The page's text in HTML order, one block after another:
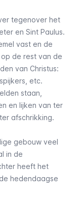
tegenover het
en Sint Paulus.
vast en de
de rest van de
van Christus:
etc.
staan,
en lijken van ter
afschrikking.
gebouw veel
in de
heeft het
hedendaagse